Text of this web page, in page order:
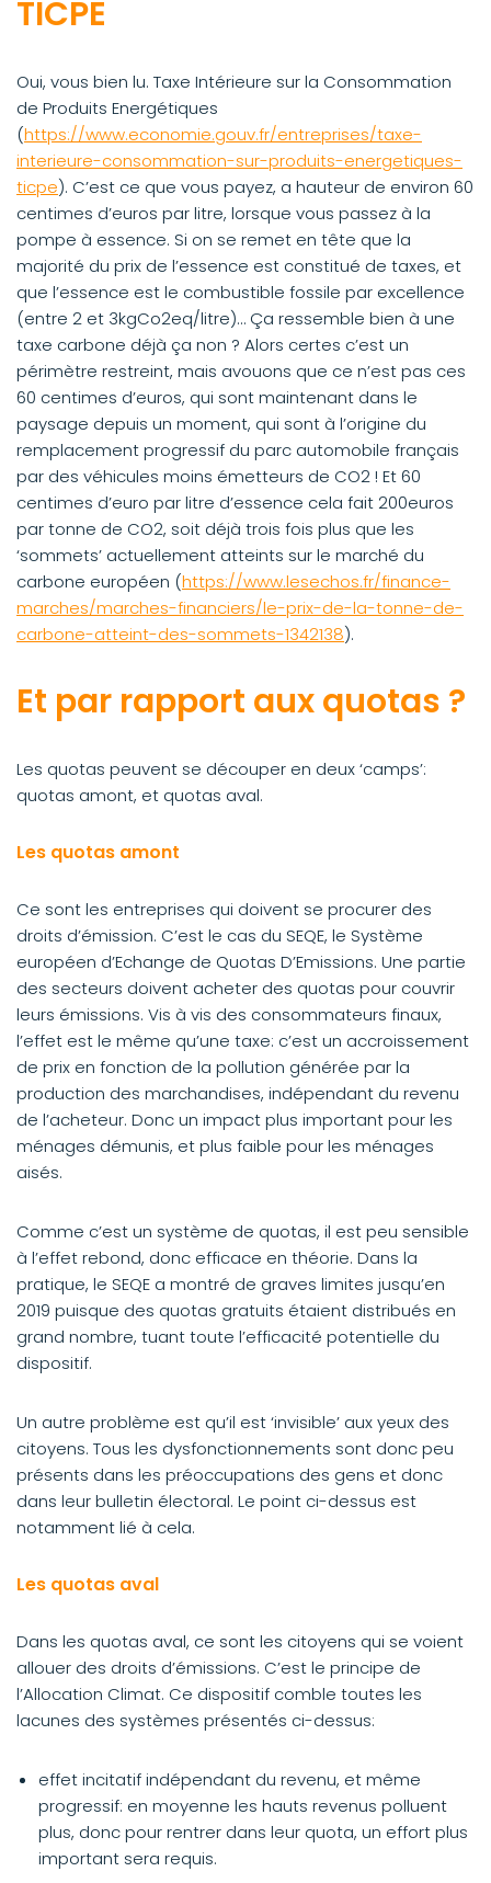
TICPE
Oui, vous bien lu. Taxe Intérieure sur la Consommation
de Produits Energétiques
(https://www.economie.gouv.fr/entreprises/taxe-
interieure-consommation-sur-produits-energetiques-
ticpe). C’est ce que vous payez, a hauteur de environ 60
centimes d’euros par litre, lorsque vous passez à la
pompe à essence. Si on se remet en tête que la
majorité du prix de l’essence est constitué de taxes, et
que l’essence est le combustible fossile par excellence
(entre 2 et 3kgCo2eq/litre)… Ça ressemble bien à une
taxe carbone déjà ça non ? Alors certes c’est un
périmètre restreint, mais avouons que ce n’est pas ces
60 centimes d’euros, qui sont maintenant dans le
paysage depuis un moment, qui sont à l’origine du
remplacement progressif du parc automobile français
par des véhicules moins émetteurs de CO2 ! Et 60
centimes d’euro par litre d’essence cela fait 200euros
par tonne de CO2, soit déjà trois fois plus que les
‘sommets’ actuellement atteints sur le marché du
carbone européen (https://www.lesechos.fr/finance-
marches/marches-financiers/le-prix-de-la-tonne-de-
carbone-atteint-des-sommets-1342138).
Et par rapport aux quotas ?
Les quotas peuvent se découper en deux ‘camps’:
quotas amont, et quotas aval.
Les quotas amont
Ce sont les entreprises qui doivent se procurer des
droits d’émission. C’est le cas du SEQE, le Système
européen d’Echange de Quotas D’Emissions. Une partie
des secteurs doivent acheter des quotas pour couvrir
leurs émissions. Vis à vis des consommateurs finaux,
l’effet est le même qu’une taxe: c’est un accroissement
de prix en fonction de la pollution générée par la
production des marchandises, indépendant du revenu
de l’acheteur. Donc un impact plus important pour les
ménages démunis, et plus faible pour les ménages
aisés.
Comme c’est un système de quotas, il est peu sensible
à l’effet rebond, donc efficace en théorie. Dans la
pratique, le SEQE a montré de graves limites jusqu’en
2019 puisque des quotas gratuits étaient distribués en
grand nombre, tuant toute l’efficacité potentielle du
dispositif.
Un autre problème est qu’il est ‘invisible’ aux yeux des
citoyens. Tous les dysfonctionnements sont donc peu
présents dans les préoccupations des gens et donc
dans leur bulletin électoral. Le point ci-dessus est
notamment lié à cela.
Les quotas aval
Dans les quotas aval, ce sont les citoyens qui se voient
allouer des droits d’émissions. C’est le principe de
l’Allocation Climat. Ce dispositif comble toutes les
lacunes des systèmes présentés ci-dessus:
effet incitatif indépendant du revenu, et même
progressif: en moyenne les hauts revenus polluent
plus, donc pour rentrer dans leur quota, un effort plus
important sera requis.